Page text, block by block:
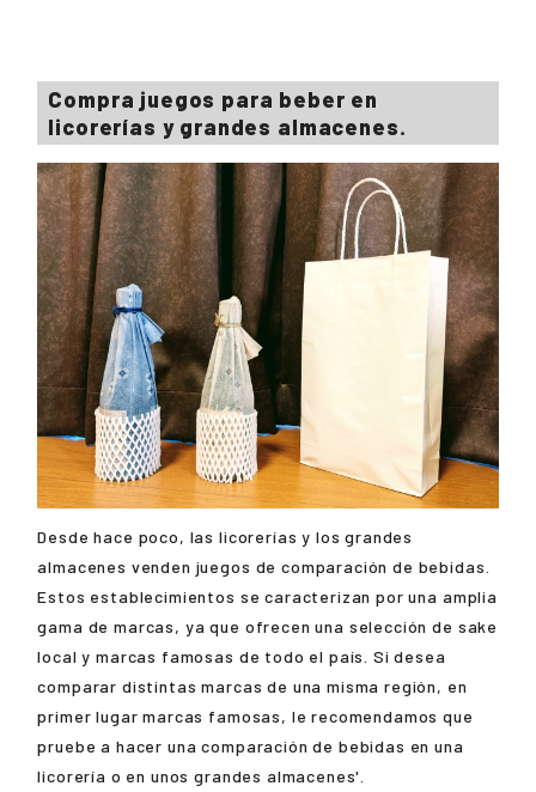
Compra juegos para beber en
licorerías y grandes almacenes.
Desde hace poco, las licorerías y los grandes
almacenes venden juegos de comparación de bebidas.
Estos establecimientos se caracterizan por una amplia
gama de marcas, ya que ofrecen una selección de sake
local y marcas famosas de todo el país. Si desea
comparar distintas marcas de una misma región, en
primer lugar marcas famosas, le recomendamos que
pruebe a hacer una comparación de bebidas en una
licorería o en unos grandes almacenes'.